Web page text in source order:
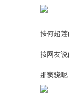
按何超
按网友
那窦骁